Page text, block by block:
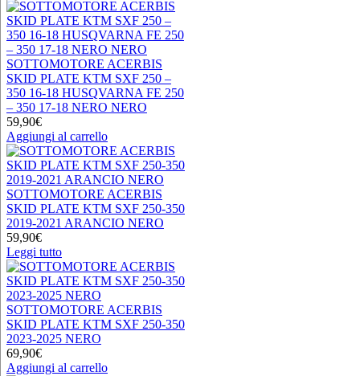
SOTTOMOTORE ACERBIS
SKID PLATE KTM SXF 250 –
350 16-18 HUSQVARNA FE 250
– 350 17-18 NERO NERO
59,90€
Aggiungi al carrello
SOTTOMOTORE ACERBIS
SKID PLATE KTM SXF 250-350
2019-2021 ARANCIO NERO
59,90€
Leggi tutto
SOTTOMOTORE ACERBIS
SKID PLATE KTM SXF 250-350
2023-2025 NERO
69,90€
Aggiungi al carrello